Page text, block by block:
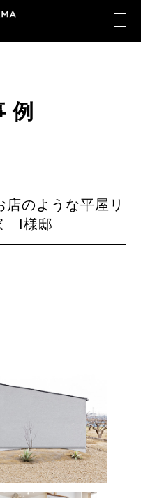
例
のような平屋リ
I様邸